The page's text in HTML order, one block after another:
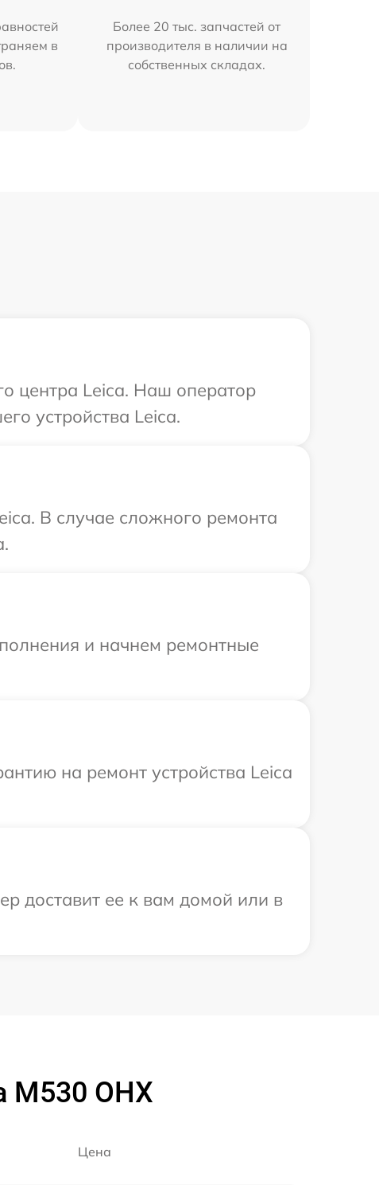
в
Более 20 тыс. запчастей от
производителя в наличии на
собственных складах.
центра Leica. Наш оператор
устройства Leica.
В случае сложного ремонта
и начнем ремонтные
на ремонт устройства Leica
доставит ее к вам домой или в
OHX
Цена